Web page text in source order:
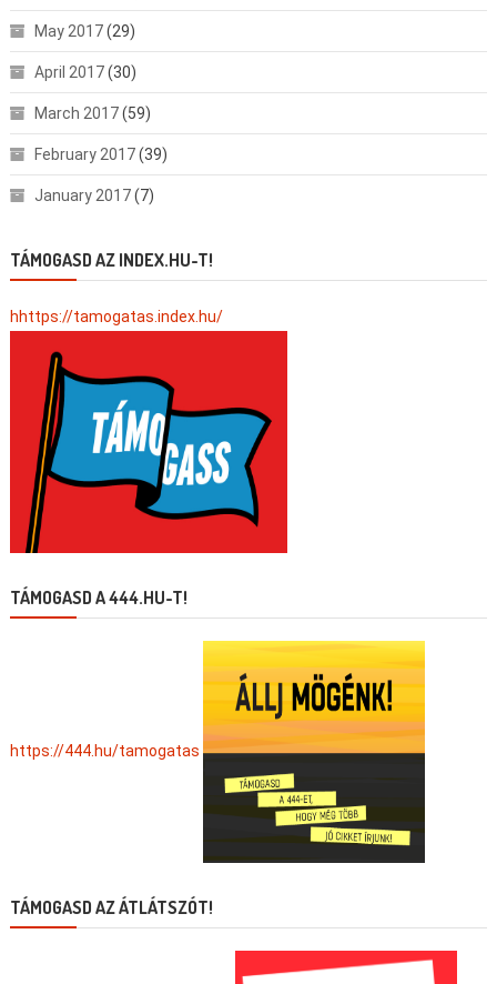
May 2017(29)
April 2017(30)
March 2017(59)
February 2017(39)
January 2017(7)
TÁMOGASD AZ INDEX.HU-T!
hhttps://tamogatas.index.hu/
TÁMOGASD A 444.HU-T!
https://444.hu/tamogatas
TÁMOGASD AZ ÁTLÁTSZÓT!